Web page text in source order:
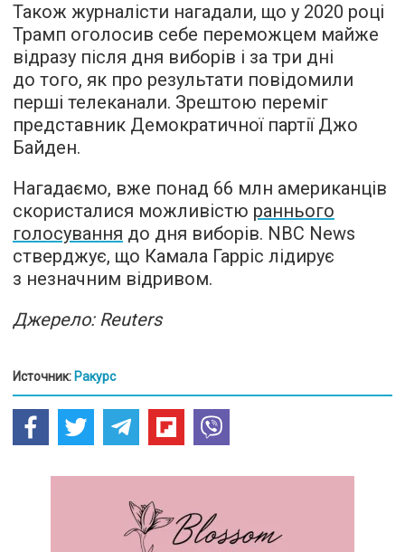
Також журналісти нагадали, що у 2020 році
Трамп оголосив себе переможцем майже
відразу після дня виборів і за три дні
до того, як про результати повідомили
перші телеканали. Зрештою переміг
представник Демократичної партії Джо
Байден.
Нагадаємо, вже понад 66 млн американців
скористалися можливістю раннього
голосування до дня виборів. NBC News
стверджує, що Камала Гарріс лідирує
з незначним відривом.
Джерело: Reuters
Источник: Ракурс